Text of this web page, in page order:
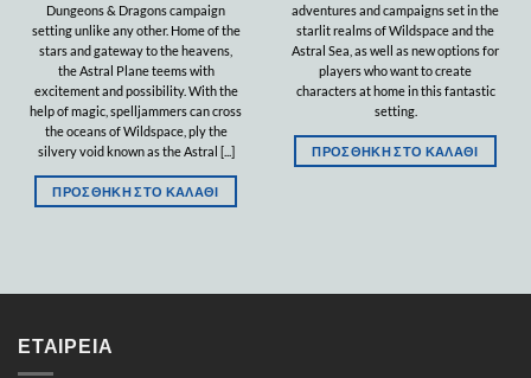
Dungeons & Dragons campaign
setting unlike any other. Home of the
stars and gateway to the heavens,
the Astral Plane teems with
excitement and possibility. With the
help of magic, spelljammers can cross
the oceans of Wildspace, ply the
silvery void known as the Astral [...]
ΠΡΟΣΘΉΚΗ ΣΤΟ ΚΑΛΆΘΙ
adventures and campaigns set in the
starlit realms of Wildspace and the
Astral Sea, as well as new options for
players who want to create
characters at home in this fantastic
setting.
ΠΡΟΣΘΉΚΗ ΣΤΟ ΚΑΛΆΘΙ
ΕΤΑΙΡΕΊΑ